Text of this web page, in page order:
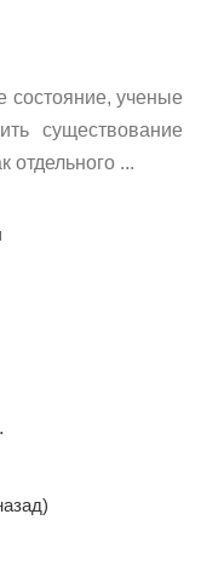
состояние, ученые
существование
отдельного ...